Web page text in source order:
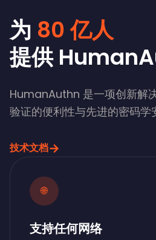
为 80 亿人
提供
HumanAuthn 是一项创新解
验证的便利性与先进的密码学
技术文档→
🌐
支持任何网络